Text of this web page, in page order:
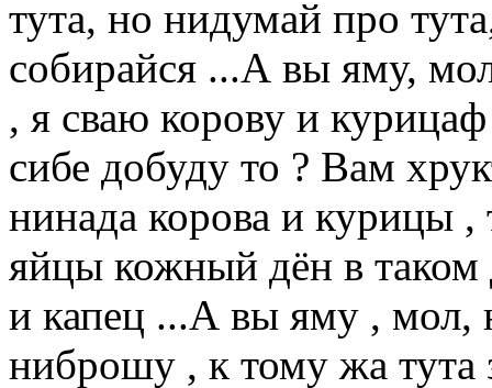
тута, но нидумай про
собирайся ...А вы яму,
, я сваю корову и
сибе добуду то ? Вам
нинада корова и курицы ,
яйцы кожный дён в
и капец ...А вы яму , мол,
ниброшу , к тому жа тута